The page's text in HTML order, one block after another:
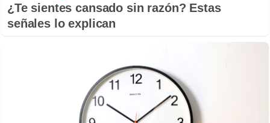
¿Te sientes cansado sin razón? Estas
señales lo explican